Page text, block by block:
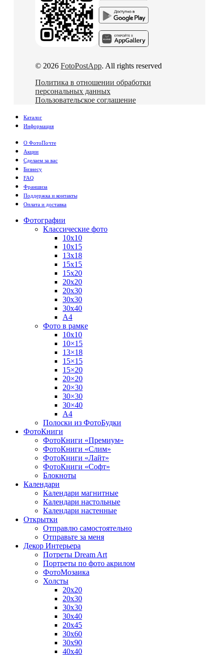
© 2026 FotoPostApp. All rights reserved
Политика в отношении обработки
персональных данных
Пользовательское соглашение
Каталог
Информация
О ФотоПочте
Акции
Сделаем за вас
Бизнесу
FAQ
Франшиза
Поддержка и контакты
Оплата и доставка
Фотографии
Классические фото
10х10
10х15
13х18
15х15
15х20
20х20
20х30
30х30
30х40
А4
Фото в рамке
10х10
10×15
13×18
15×15
15×20
20×20
20×30
30×30
30×40
A4
Полоски из ФотоБудки
ФотоКниги
ФотоКниги «Премиум»
ФотоКниги «Слим»
ФотоКниги «Лайт»
ФотоКниги «Софт»
Блокноты
Календари
Календари магнитные
Календари настольные
Календари настенные
Открытки
Отправлю самостоятельно
Отправьте за меня
Декор Интерьера
Потреты Dream Art
Портреты по фото акрилом
ФотоМозаика
Холсты
20х20
20х30
30х30
30х40
20х45
30х60
30х90
40х40